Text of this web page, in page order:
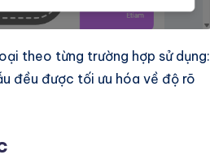
theo từng trường hợp sử dụng:
đều được tối ưu hóa về độ rõ